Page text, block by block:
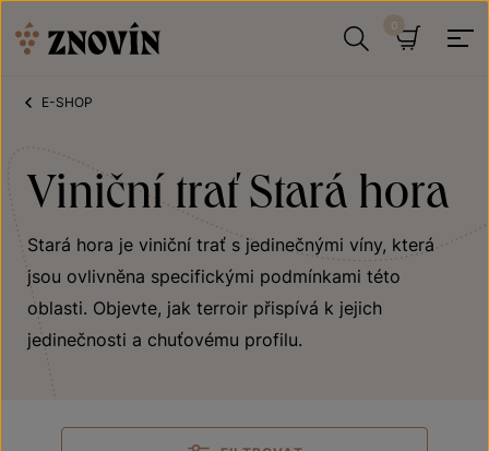
E-SHOP
Viniční trať Stará hora
Stará hora je viniční trať s jedinečnými víny, která
jsou ovlivněna specifickými podmínkami této
oblasti. Objevte, jak terroir přispívá k jejich
jedinečnosti a chuťovému profilu.